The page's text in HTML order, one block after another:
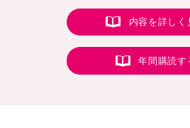
内容を詳しく
年間購読す